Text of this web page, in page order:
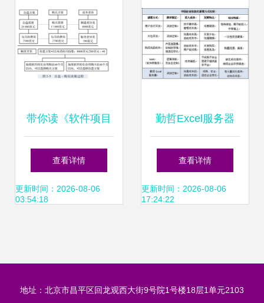
苏理科类招生计划
解析
带你读《软件项目
管理案例教程(第4
版)》之二 项目确
查看详情
更新时间：2026-08-06
03:54:18
勤哲Excel服务器
一站式学习、下载
与服务外包平台
查看详情
更新时间：2026-08-06
17:24:22
地址：北京市昌平区回龙观西大街9号院1号楼18层1单元2103